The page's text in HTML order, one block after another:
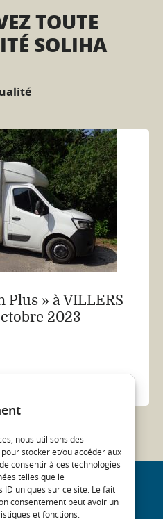
nous utilisons des
stocker et/ou accéder aux
consentir à ces technologies
telles que le
uniques sur ce site. Le fait
consentement peut avoir un
et fonctions.
TOUTE
SOLIHA
Plus » à VILLERS
2023
...